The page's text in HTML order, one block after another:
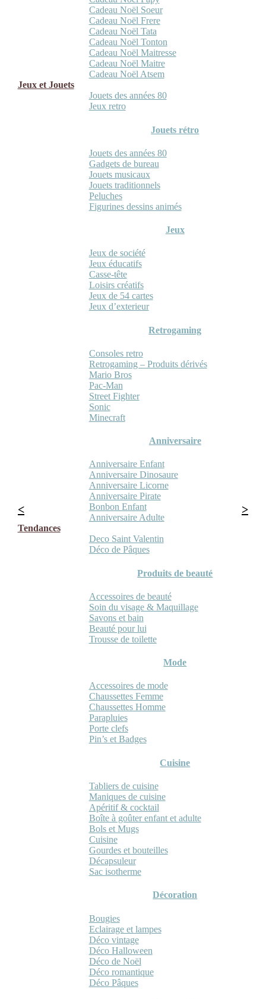
Cadeau Noël Soeur
Cadeau Noël Frere
Cadeau Noël Tata
Cadeau Noël Tonton
Cadeau Noël Maitresse
Cadeau Noël Maitre
Cadeau Noël Atsem
Jeux et Jouets
Jouets des années 80
Jeux retro
Jouets rétro
Jouets des années 80
Gadgets de bureau
Jouets musicaux
Jouets traditionnels
Peluches
Figurines dessins animés
Jeux
Jeux de société
Jeux éducatifs
Casse-tête
Loisirs créatifs
Jeux de 54 cartes
Jeux d’exterieur
Retrogaming
Consoles retro
Retrogaming – Produits dérivés
Mario Bros
Pac-Man
Street Fighter
Sonic
Minecraft
Anniversaire
Anniversaire Enfant
Anniversaire Dinosaure
Anniversaire Licorne
Anniversaire Pirate
Bonbon Enfant
Anniversaire Adulte
Tendances
Deco Saint Valentin
Déco de Pâques
Produits de beauté
Accessoires de beauté
Soin du visage & Maquillage
Savons et bain
Beauté pour lui
Trousse de toilette
Mode
Accessoires de mode
Chaussettes Femme
Chaussettes Homme
Parapluies
Porte clefs
Pin’s et Badges
Cuisine
Tabliers de cuisine
Maniques de cuisine
Apéritif & cocktail
Boîte à goûter enfant et adulte
Bols et Mugs
Cuisine
Gourdes et bouteilles
Décapsuleur
Sac isotherme
Décoration
Bougies
Eclairage et lampes
Déco vintage
Déco Halloween
Déco de Noël
Déco romantique
Déco Pâques